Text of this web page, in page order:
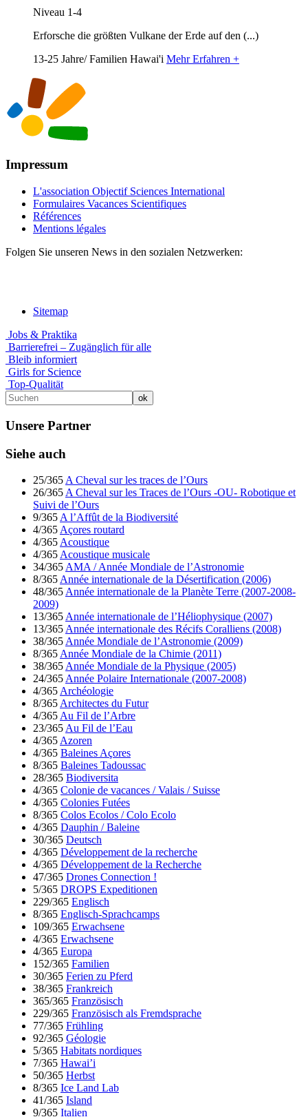
Niveau 1-4
Erforsche die größten Vulkane der Erde auf den (...)
13-25 Jahre/ Familien Hawai'i Mehr Erfahren +
Impressum
L'association Objectif Sciences International
Formulaires Vacances Scientifiques
Références
Mentions légales
Folgen Sie unseren News in den sozialen Netzwerken:
Sitemap
Jobs & Praktika
Barrierefrei – Zugänglich für alle
Bleib informiert
Girls for Science
Top-Qualität
Unsere Partner
Siehe auch
25/365 A Cheval sur les traces de l’Ours
26/365 A Cheval sur les Traces de l’Ours -OU- Robotique et
Suivi de l’Ours
9/365 A l’Affût de la Biodiversité
4/365 Açores routard
4/365 Acoustique
4/365 Acoustique musicale
34/365 AMA / Année Mondiale de l’Astronomie
8/365 Année internationale de la Désertification (2006)
48/365 Année internationale de la Planète Terre (2007-2008-
2009)
13/365 Année internationale de l’Héliophysique (2007)
13/365 Année internationale des Récifs Coralliens (2008)
38/365 Année Mondiale de l’Astronomie (2009)
8/365 Année Mondiale de la Chimie (2011)
38/365 Année Mondiale de la Physique (2005)
24/365 Année Polaire Internationale (2007-2008)
4/365 Archéologie
8/365 Architectes du Futur
4/365 Au Fil de l’Arbre
23/365 Au Fil de l’Eau
4/365 Azoren
4/365 Baleines Açores
8/365 Baleines Tadoussac
28/365 Biodiversita
4/365 Colonie de vacances / Valais / Suisse
4/365 Colonies Futées
8/365 Colos Ecolos / Colo Ecolo
4/365 Dauphin / Baleine
30/365 Deutsch
4/365 Développement de la recherche
4/365 Développement de la Recherche
47/365 Drones Connection !
5/365 DROPS Expeditionen
229/365 Englisch
8/365 Englisch-Sprachcamps
109/365 Erwachsene
4/365 Erwachsene
4/365 Europa
152/365 Familien
30/365 Ferien zu Pferd
38/365 Frankreich
365/365 Französisch
229/365 Französisch als Fremdsprache
77/365 Frühling
92/365 Géologie
5/365 Habitats nordiques
7/365 Hawai’i
50/365 Herbst
8/365 Ice Land Lab
41/365 Island
9/365 Italien